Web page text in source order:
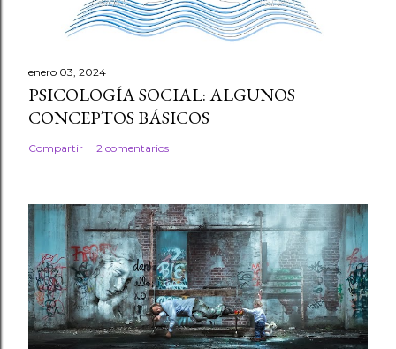
enero 03, 2024
PSICOLOGÍA SOCIAL: ALGUNOS
CONCEPTOS BÁSICOS
Compartir 2 comentarios